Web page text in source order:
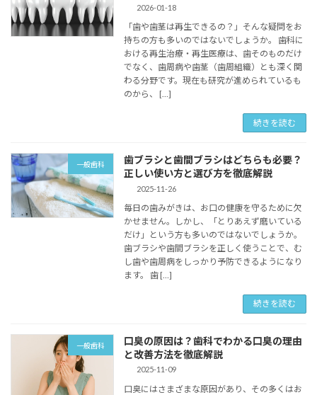
2026-01-18
「歯や歯茎は再生できるの？」そんな疑問をお
持ちの方も多いのではないでしょうか。 歯科に
おける再生治療・再生医療は、歯そのものだけ
でなく、歯周病や歯茎（歯周組織）とも深く関
わる分野です。現在も研究が進められているも
のから、 […]
続きを読む
一般歯科
歯ブラシと歯間ブラシはどちらも必要？
正しい使い方と選び方を徹底解説
2025-11-26
毎日の歯みがきは、お口の健康を守るために欠
かせません。しかし、「とりあえず磨いている
だけ」という方も多いのではないでしょうか。
歯ブラシや歯間ブラシを正しく使うことで、む
し歯や歯周病をしっかり予防できるようになり
ます。 歯 […]
続きを読む
一般歯科
口臭の原因は？歯科でわかる口臭の理由
と改善方法を徹底解説
2025-11-09
口臭にはさまざまな原因があり、その多くはお